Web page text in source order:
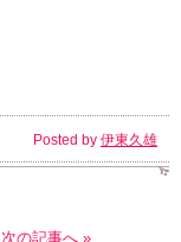
Posted by 伊東久雄
次の記事へ »